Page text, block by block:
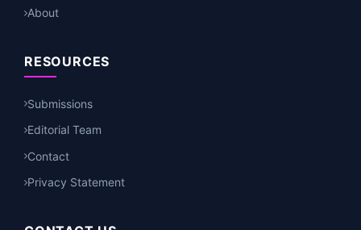
About
RESOURCES
Submissions
Editorial Team
Contact
Privacy Statement